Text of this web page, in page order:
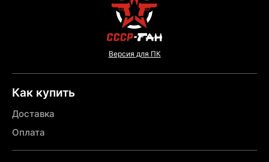
Версия для ПК
Как купить
Доставка
Оплата